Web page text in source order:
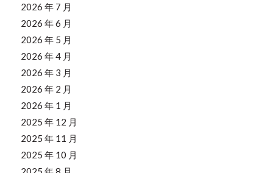
2026 年 7 月
2026 年 6 月
2026 年 5 月
2026 年 4 月
2026 年 3 月
2026 年 2 月
2026 年 1 月
2025 年 12 月
2025 年 11 月
2025 年 10 月